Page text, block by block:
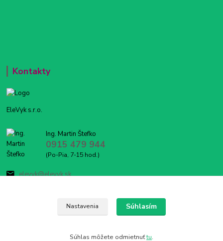
Kontakty
EleVyk s.r.o.
Ing. Martin Štefko
0915 479 944
(Po-Pia, 7-15 hod.)
elevyk@elevyk.sk
Nastavenia Súhlasím
Súhlas môžete odmietnuťtu.